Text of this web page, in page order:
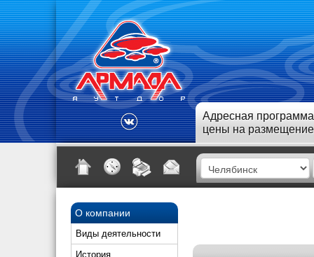
Адресная
цены на размещение
О компании
Виды деятельности
История